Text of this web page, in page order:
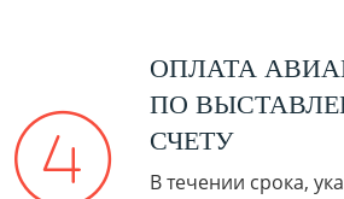
ОПЛАТА
ПО
СЧЕТУ
В течении срока,